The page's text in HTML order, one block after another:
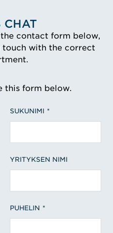
CHAT
contact form below,
with the correct
this form below.
SUKUNIMI
YRITYKSEN NIMI
PUHELIN